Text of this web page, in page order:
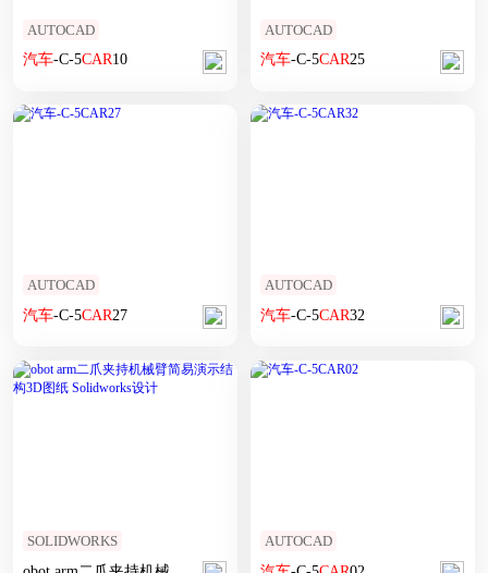
AUTOCAD
汽车-C-5CAR10
AUTOCAD
汽车-C-5CAR25
AUTOCAD
汽车-C-5CAR27
AUTOCAD
汽车-C-5CAR32
SOLIDWORKS AUTOCAD